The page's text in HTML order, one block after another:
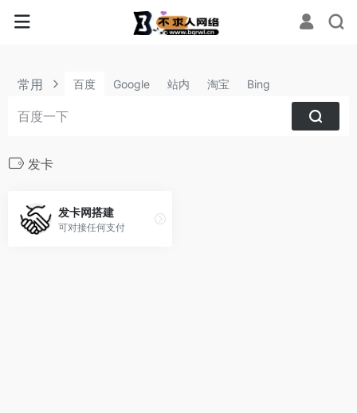
常用 百度 Google 站内 淘宝 Bing
发卡
发卡网搭建
可对接任何支付